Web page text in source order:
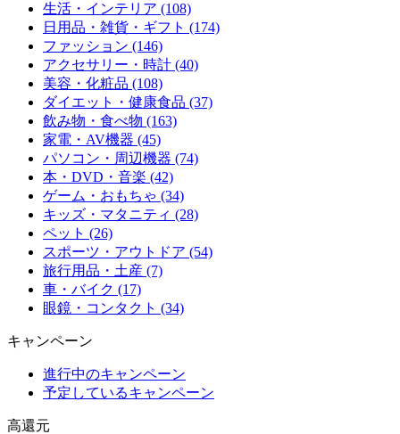
生活・インテリア (108)
日用品・雑貨・ギフト (174)
ファッション (146)
アクセサリー・時計 (40)
美容・化粧品 (108)
ダイエット・健康食品 (37)
飲み物・食べ物 (163)
家電・AV機器 (45)
パソコン・周辺機器 (74)
本・DVD・音楽 (42)
ゲーム・おもちゃ (34)
キッズ・マタニティ (28)
ペット (26)
スポーツ・アウトドア (54)
旅行用品・土産 (7)
車・バイク (17)
眼鏡・コンタクト (34)
キャンペーン
進行中のキャンペーン
予定しているキャンペーン
高還元